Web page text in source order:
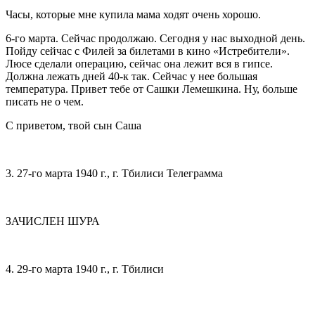
Часы, которые мне купила мама ходят очень хорошо.
6-го марта. Сейчас продолжаю. Сегодня у нас выходной день.
Пойду сейчас с Филей за билетами в кино «Истребители».
Люсе сделали операцию, сейчас она лежит вся в гипсе.
Должна лежать дней 40-к так. Сейчас у нее большая
температура. Привет тебе от Сашки Лемешкина. Ну, больше
писать не о чем.
С приветом, твой сын Саша
3. 27-го марта 1940 г., г. Тбилиси Телеграмма
ЗАЧИСЛЕН ШУРА
4. 29-го марта 1940 г., г. Тбилиси